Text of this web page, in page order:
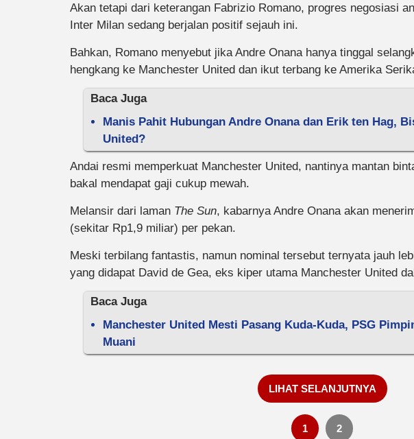
Akan tetapi dari keterangan Fabrizio Romano, progres negosiasi
Inter Milan sedang berjalan positif sejauh ini.
Bahkan, Romano menyebut jika Andre Onana hanya tinggal
hengkang ke Manchester United dan ikut terbang ke Amerika
Baca Juga
Manis Pahit Hubungan Andre Onana dan Erik ten Hag,
United?
Andai resmi memperkuat Manchester United, nantinya mantan
bakal mendapat gaji cukup mewah.
Melansir dari laman The Sun, kabarnya Andre Onana akan
(sekitar Rp1,9 miliar) per pekan.
Meski terbilang fantastis, namun nominal tersebut ternyata jauh
yang didapat David de Gea, eks kiper utama Manchester United
Baca Juga
Manchester United Mesti Pasang Kuda-Kuda, PSG
Muani
LIHAT SELANJUTNYA
1 2